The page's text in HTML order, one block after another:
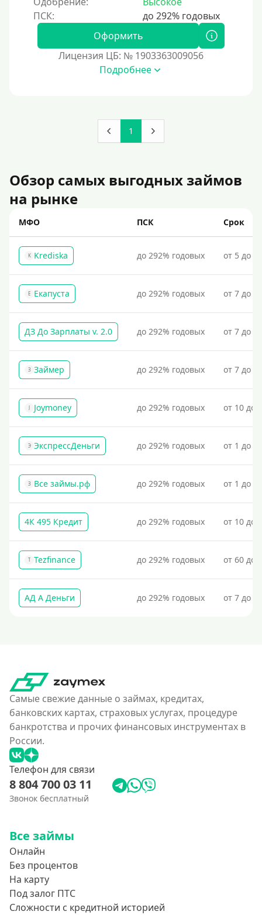
Документы
Без документов
По водительскому удостоверению
По паспорту
Без паспорта
По фото
Без фото
Без подтверждения дохода
Без справок и поручителей
Без посредников
Процент
Под 1 %
С пролонгацией (продлением)
Под высокий процент
Без комиссии
В рассрочку
С ежемесячным платежом
Бесплатно
Под низкий процент
Без процентов
Первый кредит без переплат
Без процентов на 30 дней
Под 0 %
Условия
Повторный
Надежные
Без обмана
Без предоплат
Без электронной почты
С автоматическим одобрением
Без номера телефона
обязательных подписок
Без звонков и проверок
Онлайн круглосуточно
Ночью
На карту круглосуточно
Оформить
Лицензия ЦБ: № 1903363009056
Подробнее
1
Обзор самых выгодных займов
на рынке
МФО ПСК Срок
K Krediska до 292% годовых от 5 до
Е Екапуста до 292% годовых от 7 до
ДЗ До Зарплаты v. 2.0 до 292% годовых от 7 до
З Займер до 292% годовых от 7 до
J Joymoney до 292% годовых от 10 до
Э ЭкспрессДеньги до 292% годовых от 1 до
З Все займы.рф до 292% годовых от 1 до
4К 495 Кредит до 292% годовых от 10 до
T Tezfinance до 292% годовых от 60 до
АД А Деньги до 292% годовых от 7 до
Самые свежие данные о займах, кредитах,
банковских картах, страховых услугах, процедуре
банкротства и прочих финансовых инструментах в
России.
Телефон для связи
8 804 700 03 11
Звонок бесплатный
Все займы
Онлайн
Без процентов
На карту
Под залог ПТС
Сложности с кредитной историей